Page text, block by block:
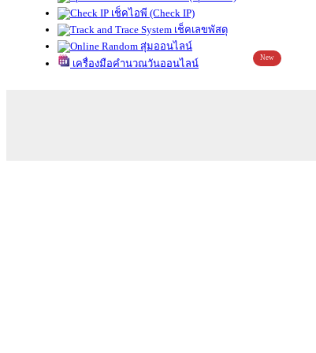
เช็คไอพี (Check IP)
เช็คเลขพัสดุ
สุ่มออนไลน์
เครื่องมือคำนวณวันออนไลน์
New